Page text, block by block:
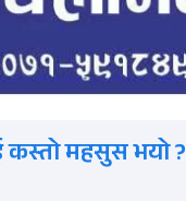
कस्तो महसुस भयो ?